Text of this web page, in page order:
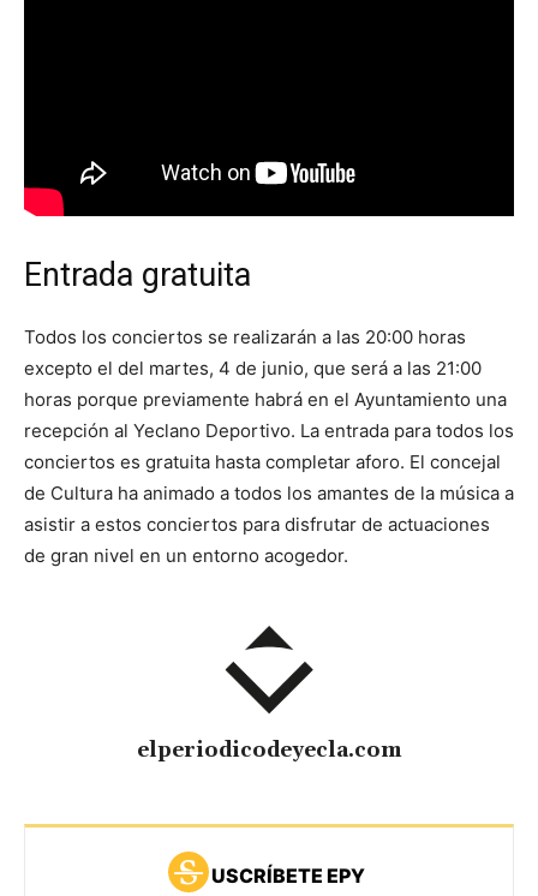
Entrada gratuita
Todos los conciertos se realizarán a las 20:00 horas
excepto el del martes, 4 de junio, que será a las 21:00
horas porque previamente habrá en el Ayuntamiento una
recepción al Yeclano Deportivo. La entrada para todos los
conciertos es gratuita hasta completar aforo. El concejal
de Cultura ha animado a todos los amantes de la música a
asistir a estos conciertos para disfrutar de actuaciones
de gran nivel en un entorno acogedor.
elperiodicodeyecla.com
USCRÍBETE EPY